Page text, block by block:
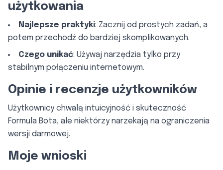
użytkowania
Najlepsze praktyki: Zacznij od prostych zadań, a
potem przechodź do bardziej skomplikowanych.
Czego unikać: Używaj narzędzia tylko przy
stabilnym połączeniu internetowym.
Opinie i recenzje użytkowników
Użytkownicy chwalą intuicyjność i skuteczność
Formula Bota, ale niektórzy narzekają na ograniczenia
wersji darmowej.
Moje wnioski